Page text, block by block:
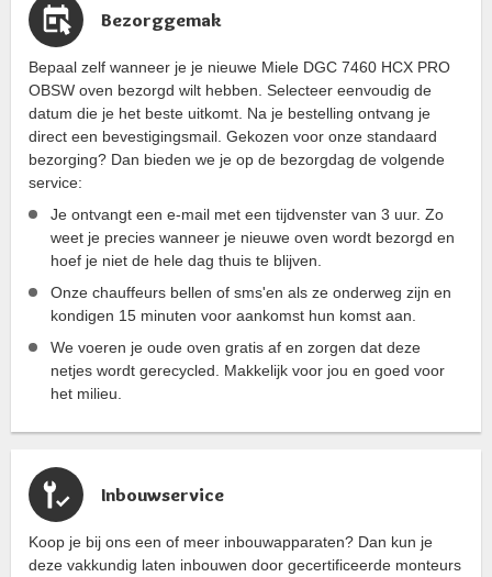
Bezorggemak
Bepaal zelf wanneer je je nieuwe Miele DGC 7460 HCX PRO
OBSW oven bezorgd wilt hebben. Selecteer eenvoudig de
datum die je het beste uitkomt. Na je bestelling ontvang je
direct een bevestigingsmail. Gekozen voor onze standaard
bezorging? Dan bieden we je op de bezorgdag de volgende
service:
Je ontvangt een e-mail met een tijdvenster van 3 uur. Zo
weet je precies wanneer je nieuwe oven wordt bezorgd en
hoef je niet de hele dag thuis te blijven.
Onze chauffeurs bellen of sms'en als ze onderweg zijn en
kondigen 15 minuten voor aankomst hun komst aan.
We voeren je oude oven gratis af en zorgen dat deze
netjes wordt gerecycled. Makkelijk voor jou en goed voor
het milieu.
Inbouwservice
Koop je bij ons een of meer inbouwapparaten? Dan kun je
deze vakkundig laten inbouwen door gecertificeerde monteurs